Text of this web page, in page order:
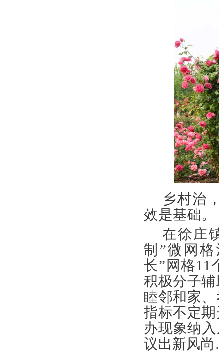
乡村治
效是基础。
在徐庄
制”微网
长”网格11
积极分子
睦邻和家
指标不定
办现象纳
议出新风